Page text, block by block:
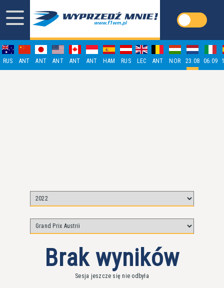
RUS ANT ANT ANT ANT ANT HAM RUS LEC ANT NOR 23.08 06.09
Brak wyników
Sesja jeszcze się nie odbyła